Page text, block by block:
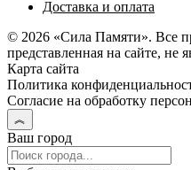
Доставка и оплата
© 2026 «Сила Памяти». Все
представленная на сайте, не
Карта сайта
Политика
Согласие на обработку
Ваш город